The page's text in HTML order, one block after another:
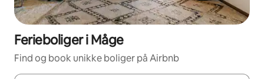
Ferieboliger i Måge
Find og book unikke boliger på Airbnb